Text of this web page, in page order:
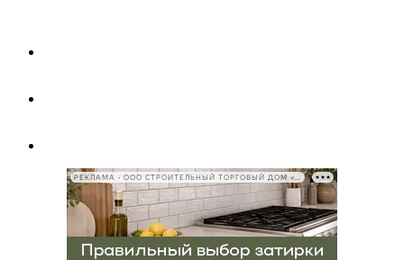
РЕКЛАМА • ООО СТРОИТЕЛЬНЫЙ ТОРГОВЫЙ ДОМ «ПЕТРОВИЧ», ИНН 7802348846